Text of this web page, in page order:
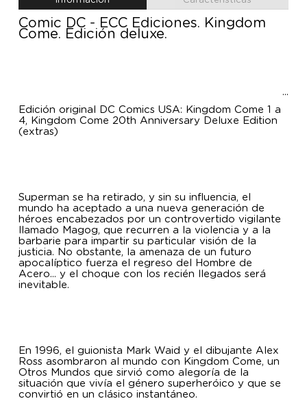
Comic DC - ECC Ediciones. Kingdom
Come. Edición deluxe.
Edición original DC Comics USA: Kingdom Come 1 a
4, Kingdom Come 20th Anniversary Deluxe Edition
(extras)
Superman se ha retirado, y sin su influencia, el
mundo ha aceptado a una nueva generación de
héroes encabezados por un controvertido vigilante
llamado Magog, que recurren a la violencia y a la
barbarie para impartir su particular visión de la
justicia. No obstante, la amenaza de un futuro
apocalíptico fuerza el regreso del Hombre de
Acero... y el choque con los recién llegados será
inevitable.
En 1996, el guionista Mark Waid y el dibujante Alex
Ross asombraron al mundo con Kingdom Come, un
Otros Mundos que sirvió como alegoría de la
situación que vivía el género superheróico y que se
convirtió en un clásico instantáneo.